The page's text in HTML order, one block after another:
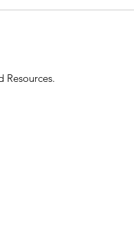
สรุปเสวนาอ
Resources.